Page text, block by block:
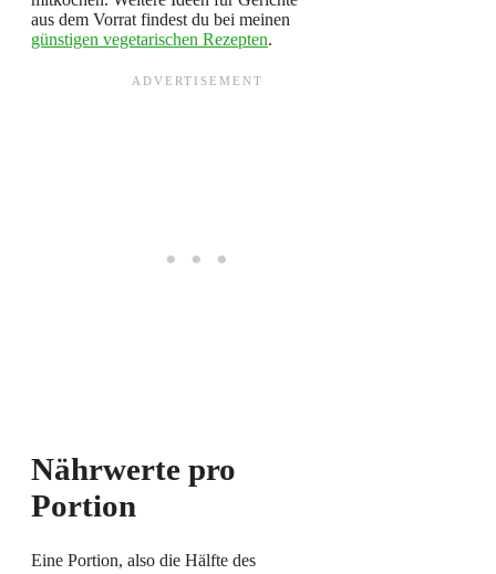
aus dem Vorrat findest du bei meinen
günstigen vegetarischen Rezepten.
Nährwerte pro
Portion
Eine Portion, also die Hälfte des